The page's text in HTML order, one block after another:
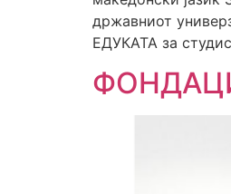
државниот
ЕДУКАТА за